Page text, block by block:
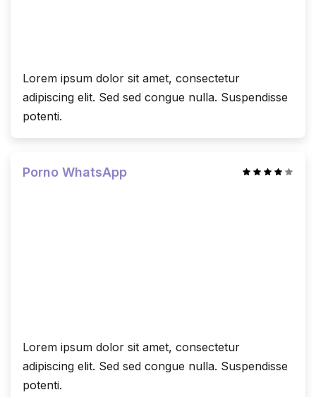
Lorem ipsum dolor sit amet, consectetur
adipiscing elit. Sed sed congue nulla. Suspendisse
potenti.
Porno WhatsApp
Lorem ipsum dolor sit amet, consectetur
adipiscing elit. Sed sed congue nulla. Suspendisse
potenti.